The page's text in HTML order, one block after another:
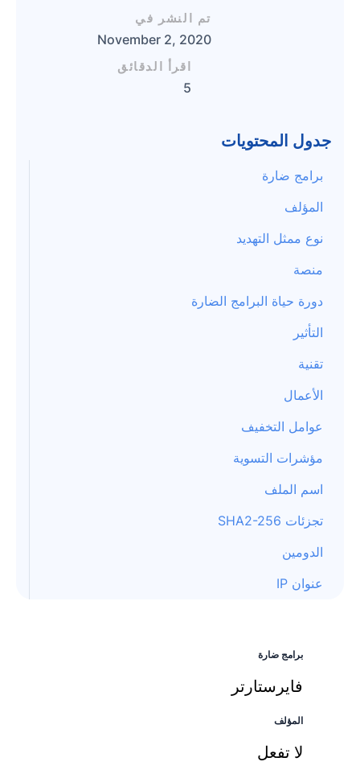
تم النشر في
November 2, 2020
اقرأ الدقائق
5
جدول المحتويات
برامج ضارة
المؤلف
نوع ممثل التهديد
منصة
دورة حياة البرامج الضارة
التأثير
تقنية
الأعمال
عوامل التخفيف
مؤشرات التسوية
اسم الملف
تجزئات SHA2-256
الدومين
عنوان IP
برامج ضارة
فايرستارتر
المؤلف
لا تفعل